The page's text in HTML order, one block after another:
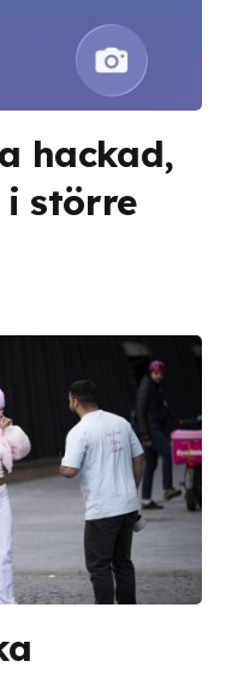
hackad,
större